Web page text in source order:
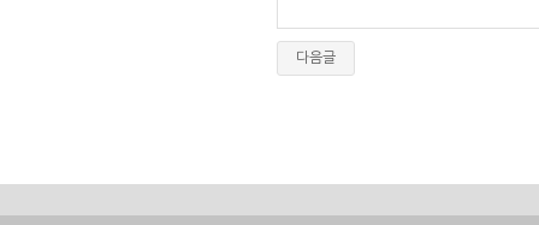
다음글